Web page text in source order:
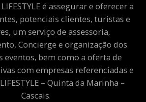
é assegurar e oferecer a
potenciais clientes, turistas e
um serviço de assessoria,
Concierge e organização dos
eventos, bem como a oferta de
com empresas referenciadas e
– Quinta da Marinha –
Cascais.